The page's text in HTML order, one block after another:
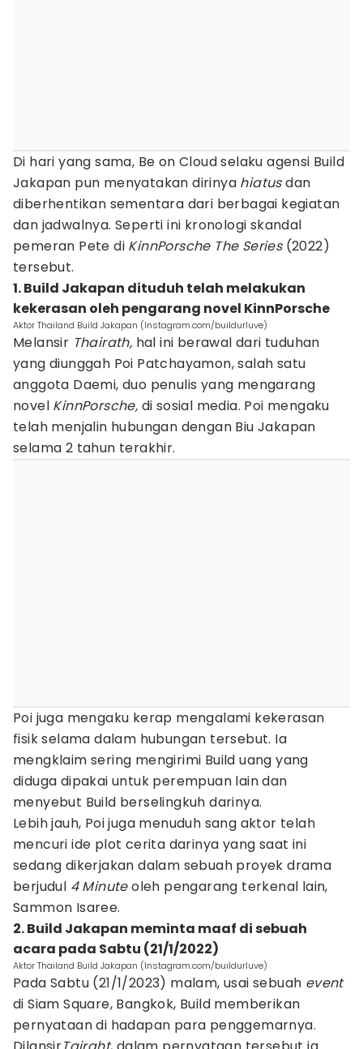
Di hari yang sama, Be on Cloud selaku agensi Build
Jakapan pun menyatakan dirinya hiatusdan
diberhentikan sementara dari berbagai kegiatan
dan jadwalnya. Seperti ini kronologi skandal
pemeran Pete di KinnPorsche The Series(2022)
tersebut.
1. Build Jakapan dituduh telah melakukan
kekerasan oleh pengarang novel KinnPorsche
Aktor Thailand Build Jakapan (Instagram.com/buildurluve)
Melansir Thairath, hal ini berawal dari tuduhan
yang diunggah Poi Patchayamon, salah satu
anggota Daemi, duo penulis yang mengarang
novel KinnPorsche, di sosial media. Poi mengaku
telah menjalin hubungan dengan Biu Jakapan
selama 2 tahun terakhir.
Poi juga mengaku kerap mengalami kekerasan
fisik selama dalam hubungan tersebut. Ia
mengklaim sering mengirimi Build uang yang
diduga dipakai untuk perempuan lain dan
menyebut Build berselingkuh darinya.
Lebih jauh, Poi juga menuduh sang aktor telah
mencuri ide plot cerita darinya yang saat ini
sedang dikerjakan dalam sebuah proyek drama
berjudul 4 Minuteoleh pengarang terkenal lain,
Sammon Isaree.
2. Build Jakapan meminta maaf di sebuah
acara pada Sabtu (21/1/2022)
Aktor Thailand Build Jakapan (Instagram.com/buildurluve)
Pada Sabtu (21/1/2023) malam, usai sebuah event
di Siam Square, Bangkok, Build memberikan
pernyataan di hadapan para penggemarnya.